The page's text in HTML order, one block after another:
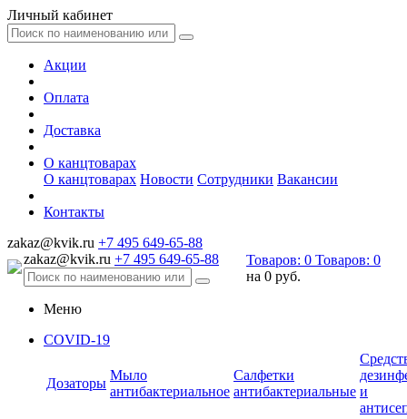
Личный кабинет
Акции
Оплата
Доставка
О канцтоварах
О канцтоварах Новости Сотрудники Вакансии
Контакты
zakaz@kvik.ru +7 495 649-65-88
zakaz@kvik.ru +7 495 649-65-88 Товаров: 0 Товаров: 0
на 0 руб.
Меню
COVID-19
Дозаторы
Мыло
антибактериальное
Салфетки
антибактериальные и